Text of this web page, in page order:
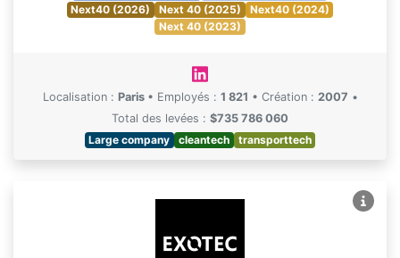
Next40 (2026)
Next 40 (2025)
Next40 (2024)
Next 40 (2023)
Localisation : Paris • Employés : 1 821 • Création : 2007 •
Total des levées : $735 786 060
Large company
cleantech transporttech